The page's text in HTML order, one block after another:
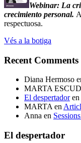
Webinar: La
crecimiento personal.
respectuosa.
Vés a la botiga
Recent Comments
Diana Hermoso
MARTA
El despertadoren
MARTA en
Anna en
El despertador